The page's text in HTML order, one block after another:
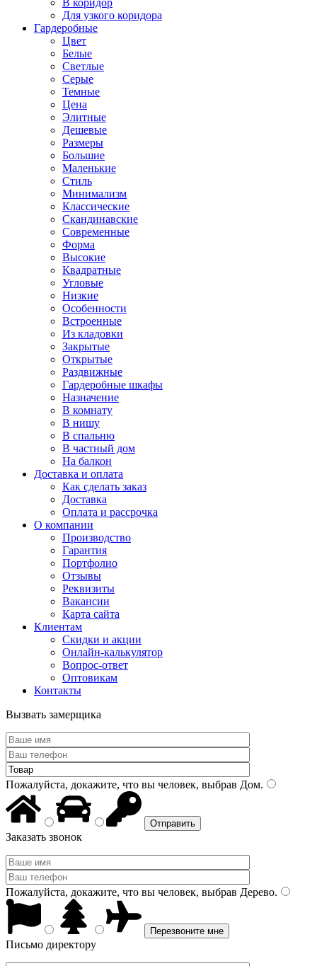
В коридор
Для узкого коридора
Гардеробные
Цвет
Белые
Светлые
Серые
Темные
Цена
Элитные
Дешевые
Размеры
Большие
Маленькие
Стиль
Минимализм
Классические
Скандинавские
Современные
Форма
Высокие
Квадратные
Угловые
Низкие
Особенности
Встроенные
Из кладовки
Закрытые
Открытые
Раздвижные
Гардеробные шкафы
Назначение
В комнату
В нишу
В спальню
В частный дом
На балкон
Доставка и оплата
Как сделать заказ
Доставка
Оплата и рассрочка
О компании
Производство
Гарантия
Портфолио
Отзывы
Реквизиты
Вакансии
Карта сайта
Клиентам
Скидки и акции
Онлайн-калькулятор
Вопрос-ответ
Оптовикам
Контакты
Вызвать замерщика
Пожалуйста, докажите, что вы человек, выбрав Дом.
Заказать звонок
Пожалуйста, докажите, что вы человек, выбрав Дерево.
Письмо директору